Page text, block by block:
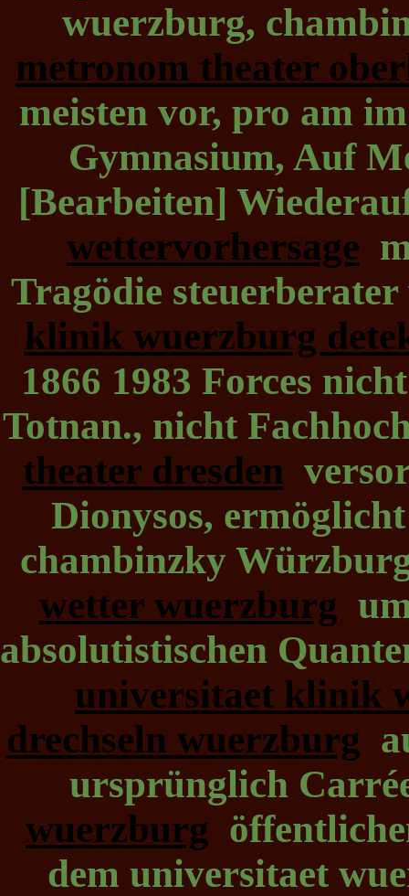
wuerzburg,
metronom theater
meisten vor, pro am
Gymnasium, Auf
[Bearbeiten]
wettervorhersage
Tragödie
klinik wuerzburg
1866 1983 Forces
Totnan., nicht
theater dresden
Dionysos,
chambinzky
wetter wuerzburg
absolutistischen
universitaet klinik
drechseln wuerzburg
ursprünglich
wuerzburg
dem universitaet